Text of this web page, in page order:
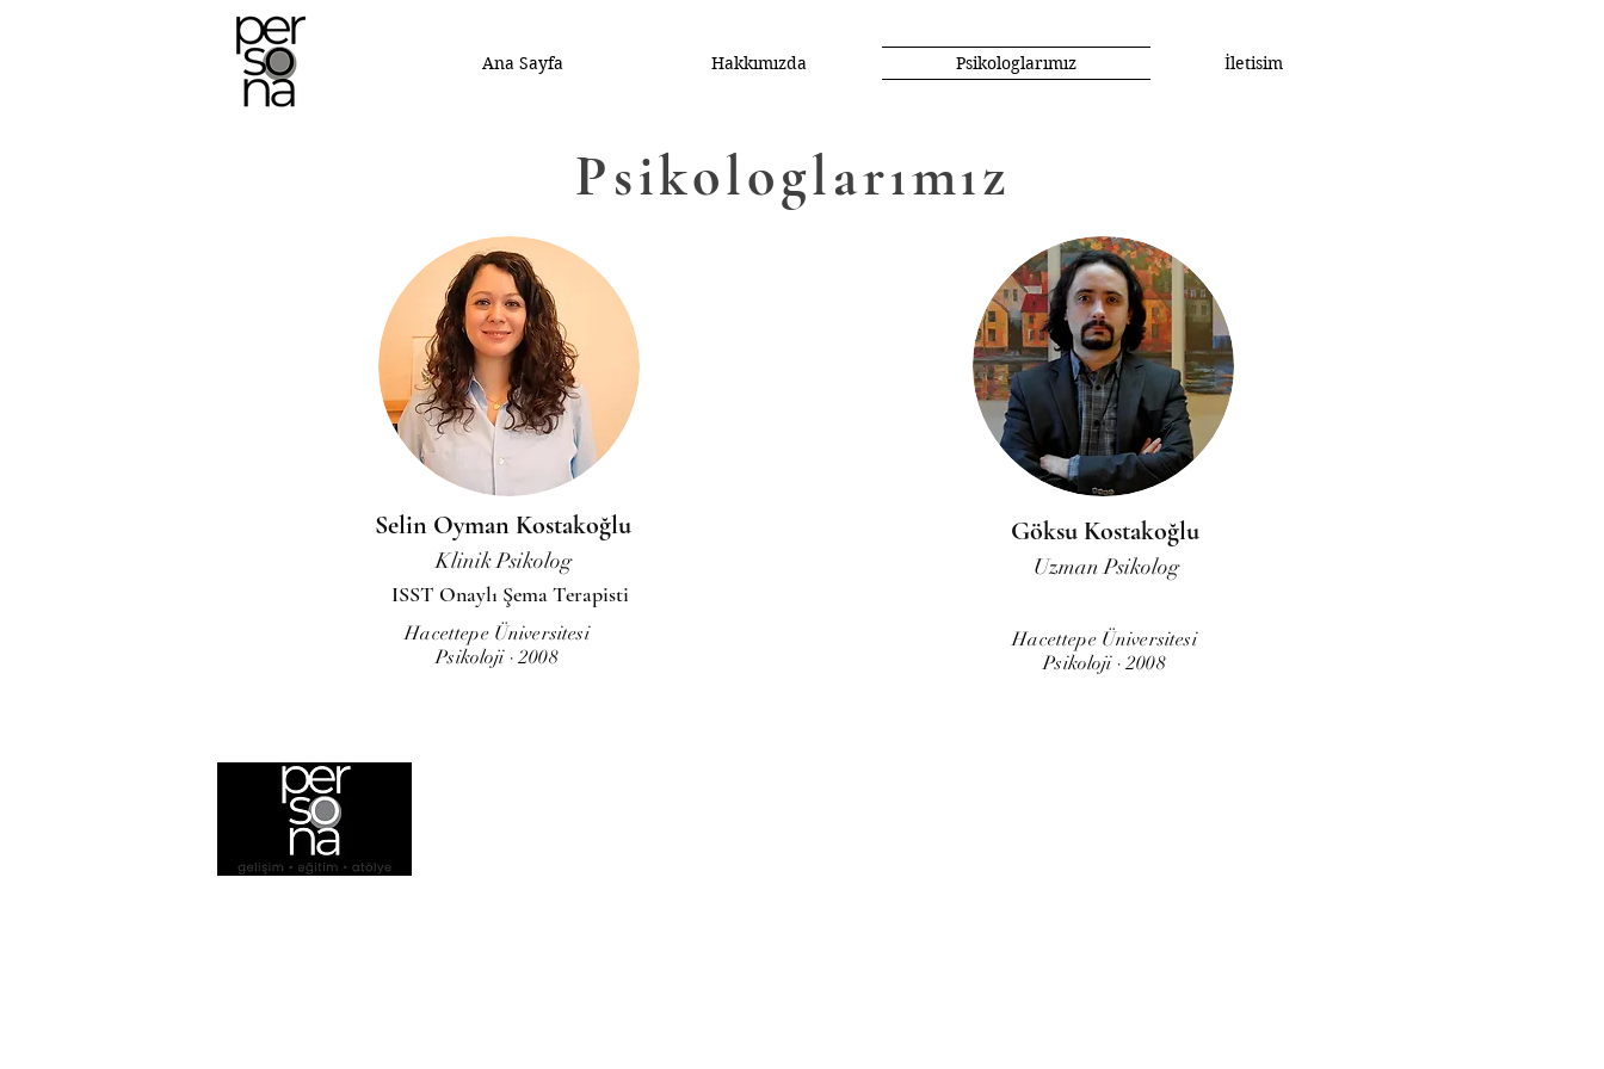
Ana Sayfa Hakkımızda Psikologlarımız İletisim
Psikologlarımız
Selin Oyman Kostakoğlu
Klinik Psikolog
ISST Onaylı Şema Terapisti
Hacettepe Üniversitesi
Psikoloji · 2008
Göksu Kostakoğlu
Uzman Psikolog
Hacettepe Üniversitesi
Psikoloji · 2008